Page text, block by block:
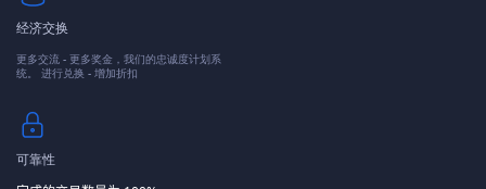
经济交换
更多交流 - 更多奖金，我们的忠诚度计划系
统。 进行兑换 - 增加折扣
可靠性